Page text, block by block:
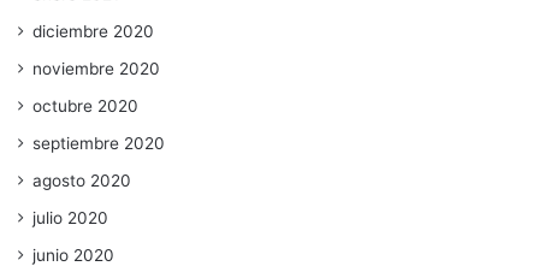
diciembre 2020
noviembre 2020
octubre 2020
septiembre 2020
agosto 2020
julio 2020
junio 2020